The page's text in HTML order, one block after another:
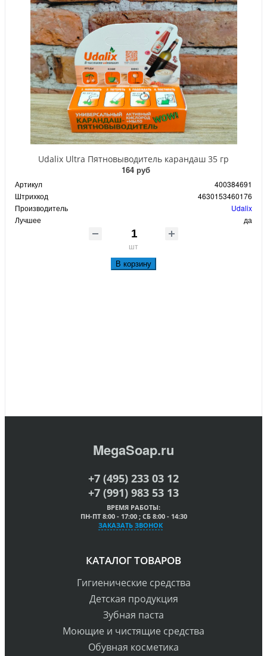
Udalix Ultra Пятновыводитель карандаш 35 гр
164 руб
Артикул
400384691
Штрихкод
4630153460176
Производитель
Udalix
Лучшее
да
шт
В корзину
MegaSoap.ru
+7 (495) 233 03 12
+7 (991) 983 53 13
ВРЕМЯ РАБОТЫ:
ПН-ПТ 8:00 - 17:00 ; СБ 8:00 - 14:30
ЗАКАЗАТЬ ЗВОНОК
КАТАЛОГ ТОВАРОВ
Гигиенические средства
Детская продукция
Зубная паста
Моющие и чистящие средства
Обувная косметика